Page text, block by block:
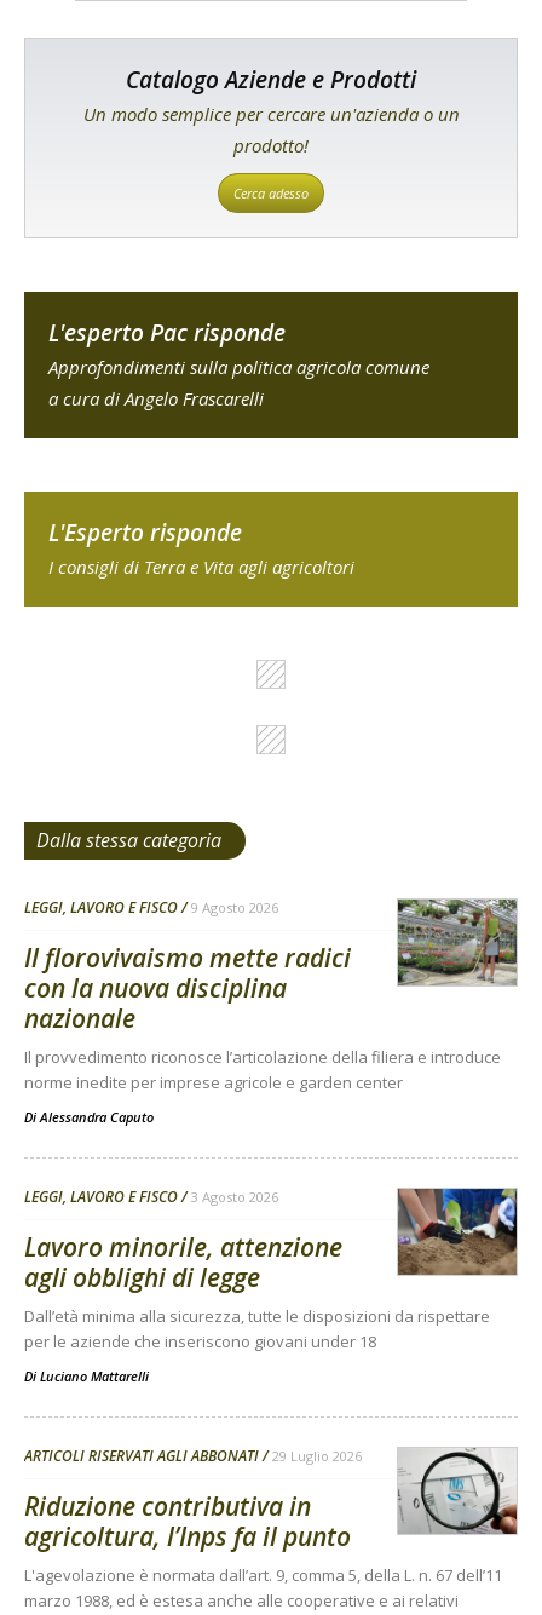
Catalogo Aziende e Prodotti
Un modo semplice per cercare un'azienda o un
prodotto!
Cerca adesso
L'esperto Pac risponde
Approfondimenti sulla politica agricola comune
a cura di Angelo Frascarelli
L'Esperto risponde
I consigli di Terra e Vita agli agricoltori
Dalla stessa categoria
LEGGI, LAVORO E FISCO 9 Agosto 2026
Il florovivaismo mette radici
con la nuova disciplina
nazionale
Il provvedimento riconosce l’articolazione della filiera e introduce
norme inedite per imprese agricole e garden center
Di Alessandra Caputo
LEGGI, LAVORO E FISCO 3 Agosto 2026
Lavoro minorile, attenzione
agli obblighi di legge
Dall’età minima alla sicurezza, tutte le disposizioni da rispettare
per le aziende che inseriscono giovani under 18
Di Luciano Mattarelli
ARTICOLI RISERVATI AGLI ABBONATI 29 Luglio 2026
Riduzione contributiva in
agricoltura, l’Inps fa il punto
L'agevolazione è normata dall’art. 9, comma 5, della L. n. 67 dell’11
marzo 1988, ed è estesa anche alle cooperative e ai relativi